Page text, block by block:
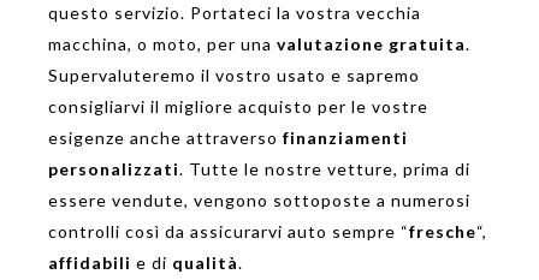
questo servizio. Portateci la vostra vecchia
macchina, o moto, per una valutazione gratuita.
Supervaluteremo il vostro usato e sapremo
consigliarvi il migliore acquisto per le vostre
esigenze anche attraverso finanziamenti
personalizzati. Tutte le nostre vetture, prima di
essere vendute, vengono sottoposte a numerosi
controlli così da assicurarvi auto sempre “fresche“,
affidabili e di qualità.